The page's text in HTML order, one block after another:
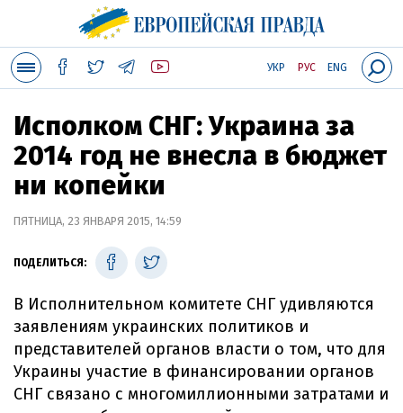
УКР РУС ENG
Исполком СНГ: Украина за
2014 год не внесла в бюджет
ни копейки
ПЯТНИЦА, 23 ЯНВАРЯ 2015, 14:59
ПОДЕЛИТЬСЯ:
В Исполнительном комитете СНГ удивляются
заявлениям украинских политиков и
представителей органов власти о том, что для
Украины участие в финансировании органов
СНГ связано с многомиллионными затратами и